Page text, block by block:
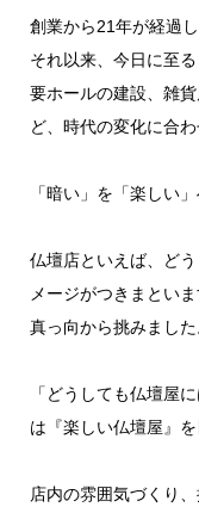
創業から21年が経過
それ以来、今日に至
要ホールの建設、雑
ど、時代の変化に合
「暗い」を「楽しい
仏壇店といえば、ど
メージがつきまとい
真っ向から挑みました
「どうしても仏壇屋
は『楽しい仏壇屋』を
店内の雰囲気づくり